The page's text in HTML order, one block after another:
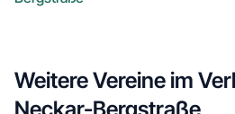
Weitere Vereine im